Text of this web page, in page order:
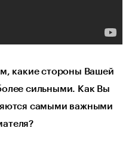
какие стороны Вашей
сильными. Как Вы
самыми важными